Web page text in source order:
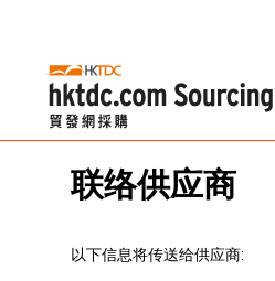
联络供应商
以下信息将传送给供应商: